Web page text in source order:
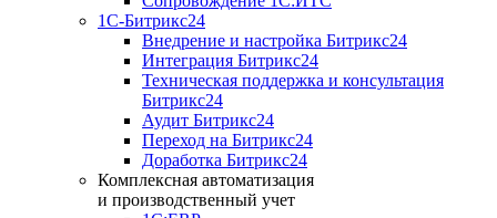
1С-Битрикс24
Внедрение и настройка Битрикс24
Интеграция Битрикс24
Техническая поддержка и консультация
Битрикс24
Аудит Битрикс24
Переход на Битрикс24
Доработка Битрикс24
Комплексная автоматизация
и производственный учет